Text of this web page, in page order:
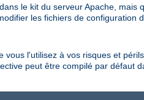
le kit du serveur Apache, mais
les fichiers de configuration
l'utilisez à vos risques et
peut être compilé par défaut